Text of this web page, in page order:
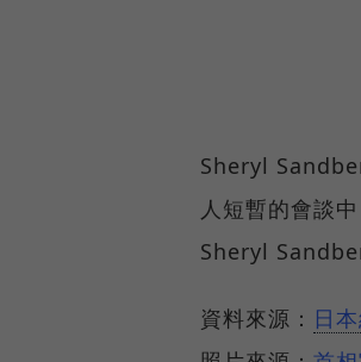
Sheryl
人短暫的會談
Sheryl
資料來源： 日